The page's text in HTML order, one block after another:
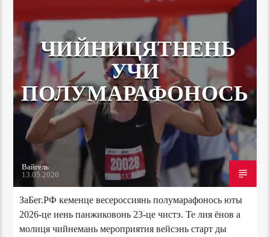
ЧИЙНИЦЯТНЕНЬ
УЧИ
ПОЛУМАРАФОНОСЬ
Вайгель
13.05.2026
ЗаБег.РФ кеменце весероссиянь полумарафонось юты
2026-це иень панжиковонь 23-це чистэ. Те лия ёнов а
молиця чийнемань мероприятия вейсэнь старт ды